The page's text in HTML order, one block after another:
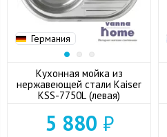
Германия
Кухонная мойка из
нержавеющей стали Kaiser
KSS-7750L (левая)
5 880 ₽